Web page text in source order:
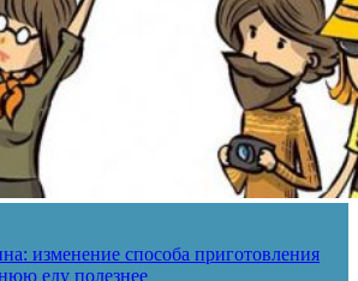
изменение способа приготовления
еду полезнее